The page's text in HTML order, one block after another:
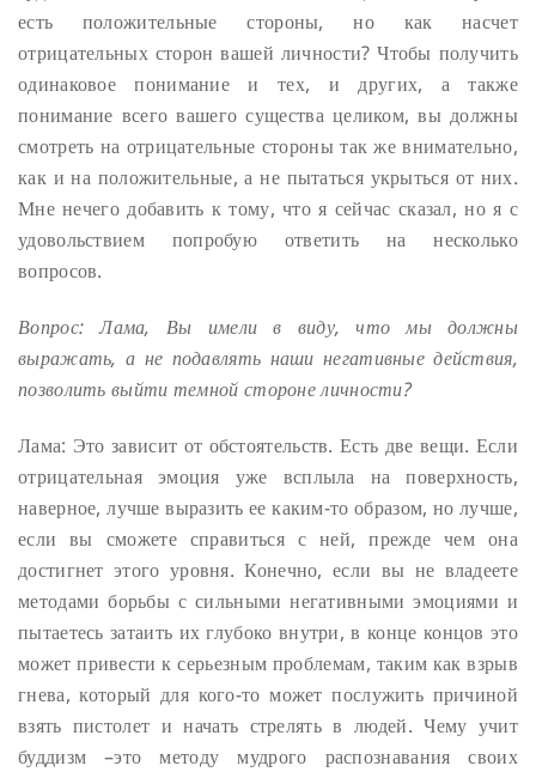
есть положительные стороны, но как насчет
отрицательных сторон вашей личности? Чтобы получить
одинаковое понимание и тех, и других, а также
понимание всего вашего существа целиком, вы должны
смотреть на отрицательные стороны так же внимательно,
как и на положительные, а не пытаться укрыться от них.
Мне нечего добавить к тому, что я сейчас сказал, но я с
удовольствием попробую ответить на несколько
вопросов.
Вопрос: Лама, Вы имели в виду, что мы должны
выражать, а не подавлять наши негативные действия,
позволить выйти темной стороне личности?
Лама: Это зависит от обстоятельств. Есть две вещи. Если
отрицательная эмоция уже всплыла на поверхность,
наверное, лучше выразить ее каким-то образом, но лучше,
если вы сможете справиться с ней, прежде чем она
достигнет этого уровня. Конечно, если вы не владеете
методами борьбы с сильными негативными эмоциями и
пытаетесь затаить их глубоко внутри, в конце концов это
может привести к серьезным проблемам, таким как взрыв
гнева, который для кого-то может послужить причиной
взять пистолет и начать стрелять в людей. Чему учит
буддизм –это методу мудрого распознавания своих